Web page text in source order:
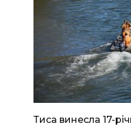
Тиса винесла 17-